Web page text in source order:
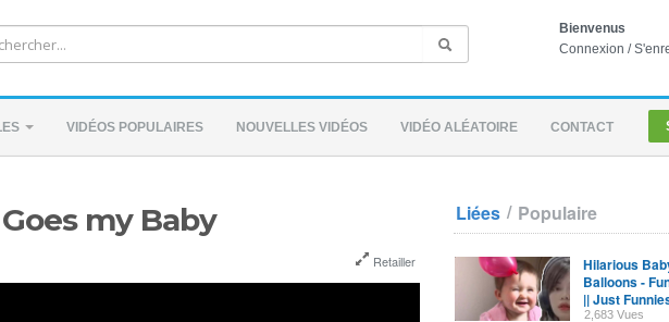
Bienvenus
Connexion /
VIDÉOS POPULAIRES NOUVELLES VIDÉOS VIDÉO ALÉATOIRE CONTACT
my Baby
Retailler
Liées / Populaire
Hilarious
Balloons -
|| Just
2,683 Vues